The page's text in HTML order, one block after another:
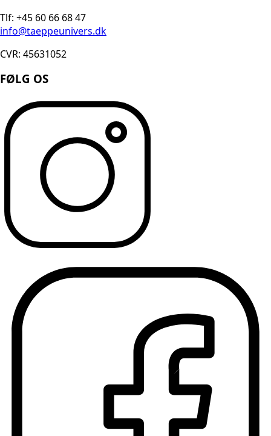
Tlf: +45 60 66 68 47
info@taeppeunivers.dk
CVR: 45631052
FØLG OS